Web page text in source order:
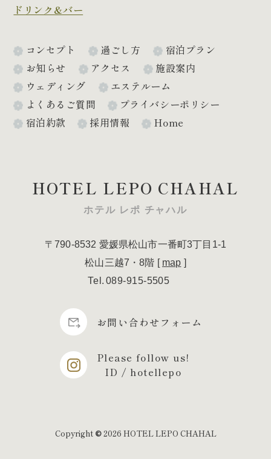
HOTEL LEPO CHAHAL
ホテル レポ チャハル
〒790-8532 愛媛県松山市一番町3丁目1-1
松山三越7・8階 [ map ]
Tel 089-915-5505
お問い合わせフォーム
Please follow us!
ID / hotellepo
ドリンク&バー
コンセプト 過ごし方
宿泊プラン
お知らせ
アクセス
施設案内
ウェディング
エステルーム
よくあるご質問
プライバシーポリシー
宿泊約款
採用情報 Home
Copyright ©2026 HOTEL LEPO CHAHAL